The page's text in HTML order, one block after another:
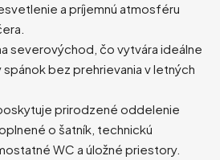
a príjemnú atmosféru
severovýchod, čo vytvára ideálne
bez prehrievania v letných
prirodzené oddelenie
o šatník, technickú
WC a úložné priestory.